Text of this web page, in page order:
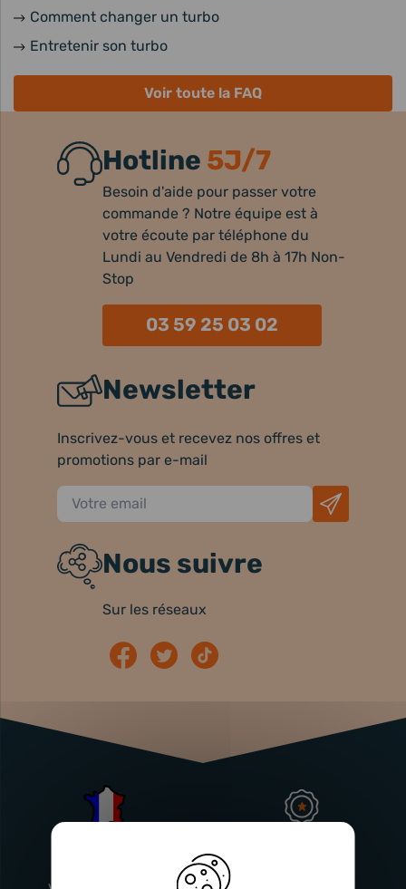
Comment changer un turbo
Entretenir son turbo
Voir toute la FAQ
Hotline 5J/7
Besoin d'aide pour passer votre
commande ? Notre équipe est à
votre écoute par téléphone du
Lundi au Vendredi de 8h à 17h Non-
Stop
03 59 25 03 02
Newsletter
Inscrivez-vous et recevez nos offres et
promotions par e-mail
Nous suivre
Sur les réseaux